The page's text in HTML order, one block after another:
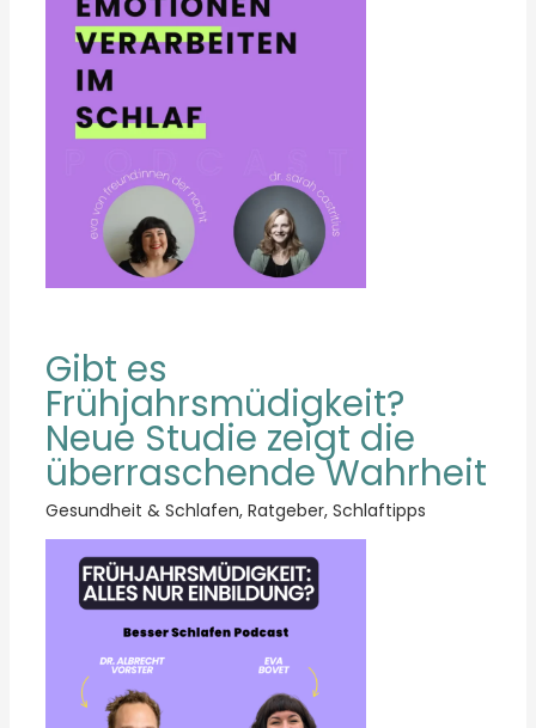
Gibt es
Frühjahrsmüdigkeit?
Neue Studie zeigt die
überraschende Wahrheit
Gesundheit & Schlafen, Ratgeber, Schlaftipps